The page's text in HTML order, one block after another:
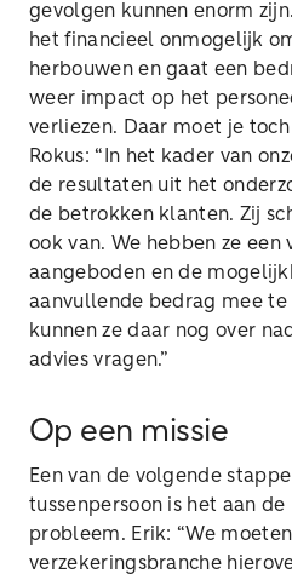
gevolgen kunnen enorm
het financieel onmogelijk
herbouwen en gaat een
weer impact op het
verliezen. Daar moet je
Rokus: “In het kader van
de resultaten uit het
de betrokken klanten. Zij
ook van. We hebben ze
aangeboden en de
aanvullende bedrag mee te
kunnen ze daar nog over
advies vragen.”
Op een missie
Een van de volgende
tussenpersoon is het aan
probleem. Erik: “We
verzekeringsbranche